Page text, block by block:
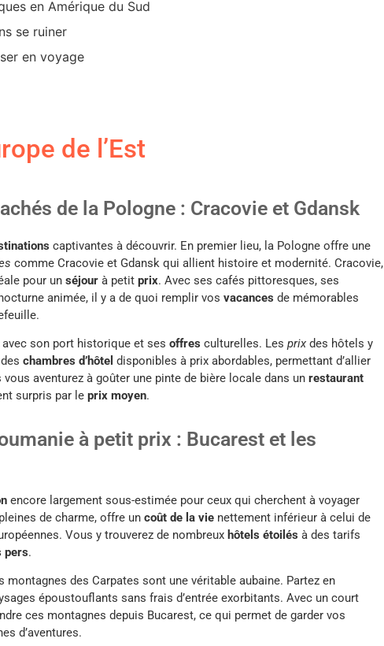
en Amérique du Sud
se ruiner
en voyage
de l’Est
de la Pologne : Cracovie et Gdansk
captivantes à découvrir. En premier lieu, la Pologne offre une
comme Cracovie et Gdansk qui allient histoire et modernité. Cracovie,
pour un séjour à petit prix. Avec ses cafés pittoresques, ses
animée, il y a de quoi remplir vos vacances de mémorables
avec son port historique et ses offres culturelles. Les prix des hôtels y
chambres d’hôtel disponibles à prix abordables, permettant d’allier
aventurez à goûter une pinte de bière locale dans un restaurant
surpris par le prix moyen.
à petit prix : Bucarest et les
encore largement sous-estimée pour ceux qui cherchent à voyager
de charme, offre un coût de la vie nettement inférieur à celui de
Vous y trouverez de nombreux hôtels étoilés à des tarifs
pers.
montagnes des Carpates sont une véritable aubaine. Partez en
époustouflants sans frais d’entrée exorbitants. Avec un court
ces montagnes depuis Bucarest, ce qui permet de garder vos
d’aventures.